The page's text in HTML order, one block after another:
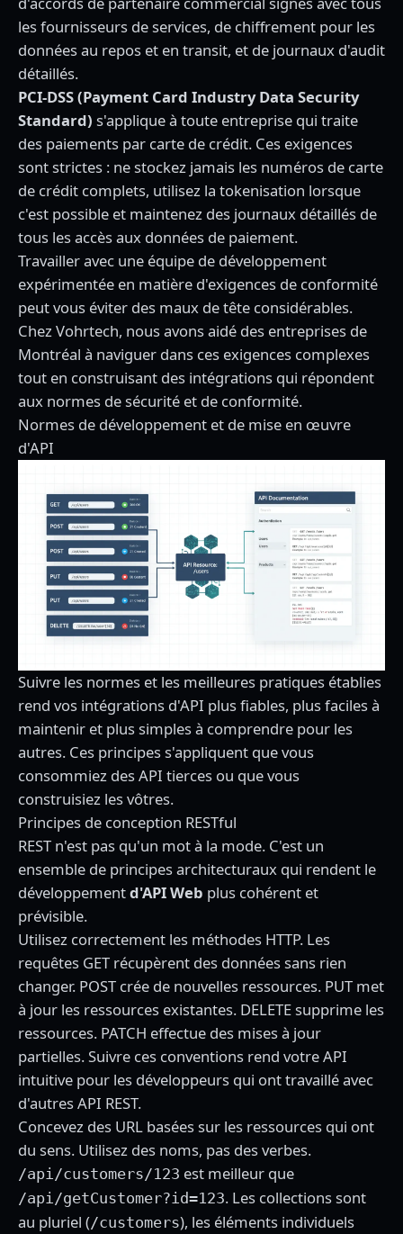
les fournisseurs de services, de chiffrement pour les
données au repos et en transit, et de journaux d'audit
détaillés.
PCI-DSS (Payment Card Industry Data Security
Standard) s'applique à toute entreprise qui traite
des paiements par carte de crédit. Ces exigences
sont strictes : ne stockez jamais les numéros de carte
de crédit complets, utilisez la tokenisation lorsque
c'est possible et maintenez des journaux détaillés de
tous les accès aux données de paiement.
Travailler avec une équipe de développement
expérimentée en matière d'exigences de conformité
peut vous éviter des maux de tête considérables.
ChezVohrtech, nous avons aidé des entreprises de
Montréal à naviguer dans ces exigences complexes
tout en construisant des intégrations qui répondent
aux normes de sécurité et de conformité.
Normes de développement et de mise en œuvre
d'API
Suivre les normes et les meilleures pratiques établies
rend vos intégrations d'API plus fiables, plus faciles à
maintenir et plus simples à comprendre pour les
autres. Ces principes s'appliquent que vous
consommiez des API tierces ou que vous
construisiez les vôtres.
Principes de conception RESTful
REST n'est pas qu'un mot à la mode. C'est un
ensemble de principes architecturaux qui rendent le
développementd'API Web plus cohérent et
prévisible.
Utilisez correctement les méthodes HTTP. Les
requêtes GET récupèrent des données sans rien
changer. POST crée de nouvelles ressources. PUT met
à jour les ressources existantes. DELETE supprime les
ressources. PATCH effectue des mises à jour
partielles. Suivre ces conventions rend votre API
intuitive pour les développeurs qui ont travaillé avec
d'autres API REST.
Concevez des URL basées sur les ressources qui ont
du sens. Utilisez des noms, pas des verbes.
/api/customers/123 est meilleur que
/api/getCustomer?id=123. Les collections sont
au pluriel (/customers), les éléments individuels